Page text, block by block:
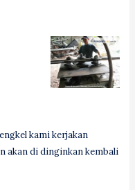
kami kerjakan
akan di dinginkan kembali